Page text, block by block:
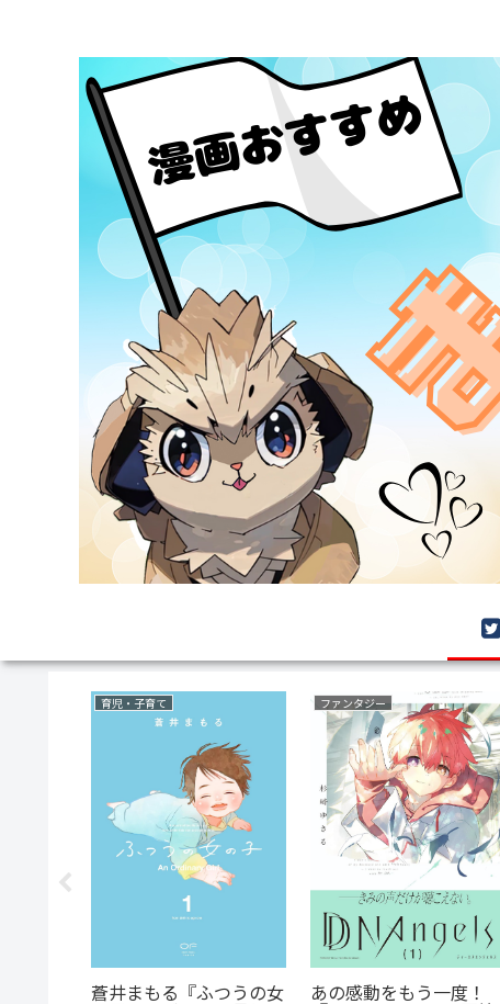
育児・子育て
蒼井まもる『ふつうの女
ファンタジー
あの感動をもう一度！